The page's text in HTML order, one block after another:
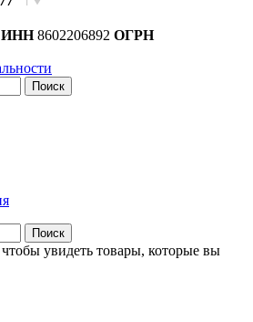
ИНН8602206892 ОГРН
Поиск
Поиск
увидеть товары, которые вы